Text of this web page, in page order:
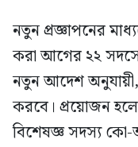
নতুন প্রজ্ঞাপনের
করা আগের ২২
নতুন আদেশ
করবে। প্রয়োজন
বিশেষজ্ঞ সদস্য